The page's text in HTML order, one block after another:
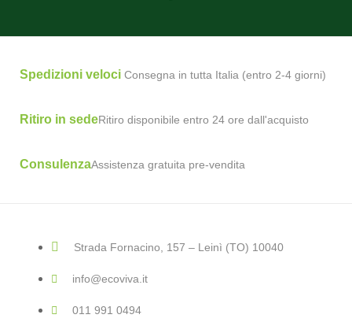
Spedizioni veloci Consegna in tutta Italia (entro 2-4 giorni)
Ritiro in sedeRitiro disponibile entro 24 ore dall'acquisto
ConsulenzaAssistenza gratuita pre-vendita
Strada Fornacino, 157 – Leinì (TO) 10040
info@ecoviva.it
011 991 0494